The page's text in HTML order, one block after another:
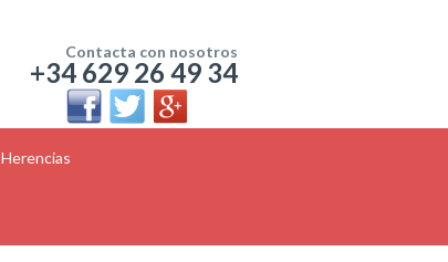
Contacta con nosotros
+34 629 26 49 34
Herencias